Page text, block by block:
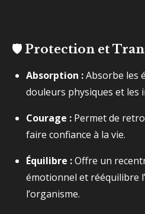
🛡️ Protection et
Absorption :Absorbe les
douleurs physiques et les
Courage : Permet de
faire confiance à la vie.
Équilibre :Offre un
émotionnel et rééquilibre
l’organisme.